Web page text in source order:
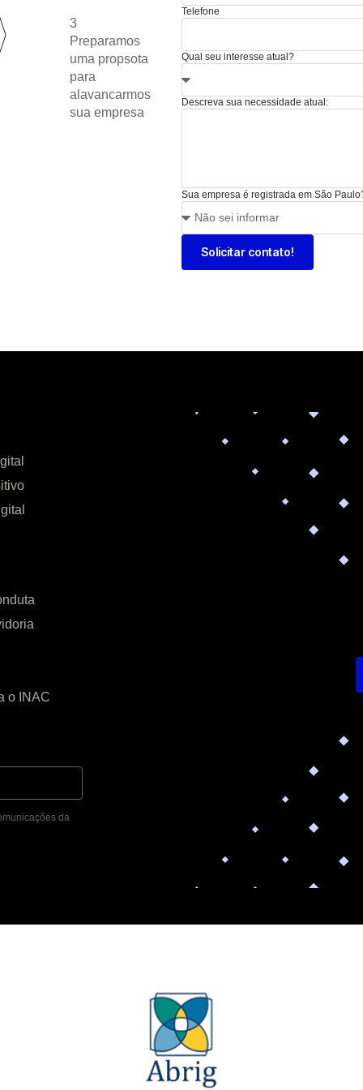
3
Preparamos
uma propsota
para
alavancarmos
sua empresa
Telefone
Qual seu interesse atual?
Descreva sua necessidade atual:
Sua empresa é registrada em São
Solicitar contato!
o INAC
da